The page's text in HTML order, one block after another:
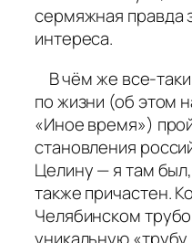
сермяжная правда
интереса.
В чём же все-
по жизни (об этом
«Иное время»)
становления
Целину — я там
также причастен.
Челябинском
уникальную